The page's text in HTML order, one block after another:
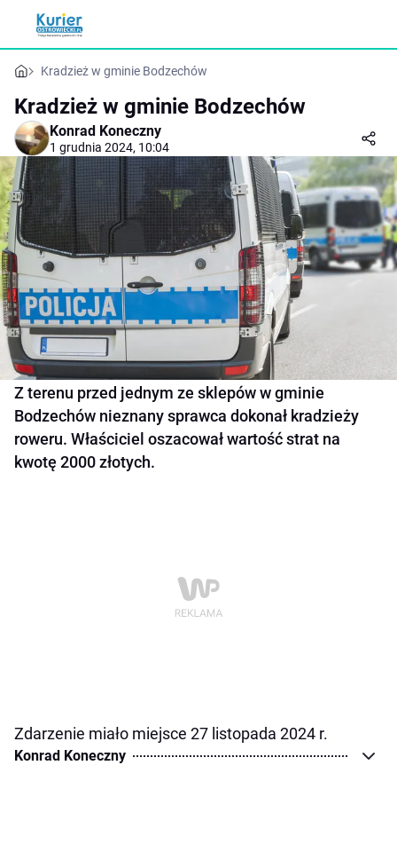
Kradzież w gminie Bodzechów
Kradzież w gminie Bodzechów
Konrad Koneczny
1 grudnia 2024, 10:04
Z terenu przed jednym ze sklepów w gminie
Bodzechów nieznany sprawca dokonał kradzieży
roweru. Właściciel oszacował wartość strat na
kwotę 2000 złotych.
Zdarzenie miało miejsce 27 listopada 2024 r.
Konrad Koneczny